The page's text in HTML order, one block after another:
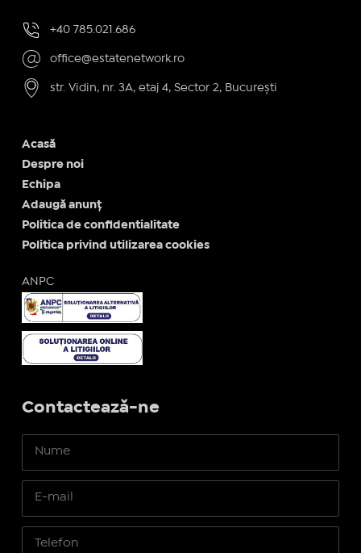
+40 785.021.686
office@estatenetwork.ro
str. Vidin, nr. 3A, etaj 4, Sector 2, București
Acasă
Despre noi
Echipa
Adaugă anunț
Politica de confidentialitate
Politica privind utilizarea cookies
ANPC
Contactează-ne